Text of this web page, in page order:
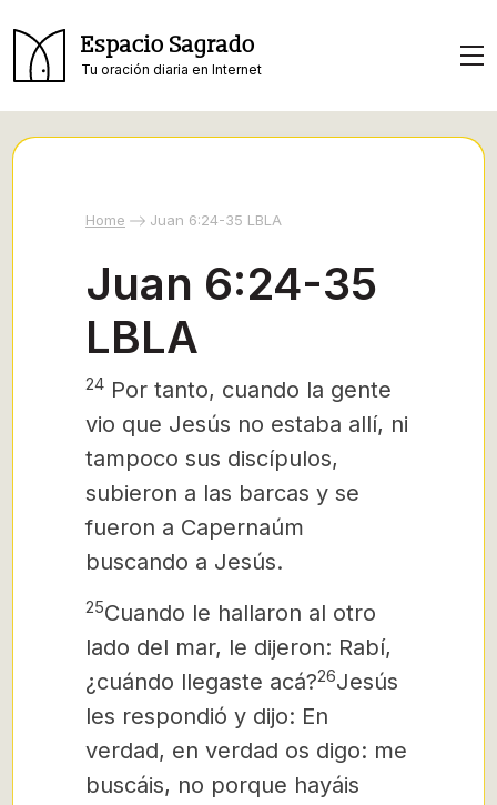
Espacio Sagrado
Tu oración diaria en Internet
Home Juan 6:24-35 LBLA
Juan 6:24-35
LBLA
24 Por tanto, cuando la gente
vio que Jesús no estaba allí, ni
tampoco sus discípulos,
subieron a las barcas y se
fueron a Capernaúm
buscando a Jesús.
25Cuando le hallaron al otro
lado del mar, le dijeron: Rabí,
¿cuándo llegaste acá?26Jesús
les respondió y dijo: En
verdad, en verdad os digo: me
buscáis, no porque hayáis